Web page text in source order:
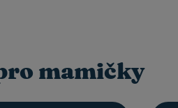
mamičky